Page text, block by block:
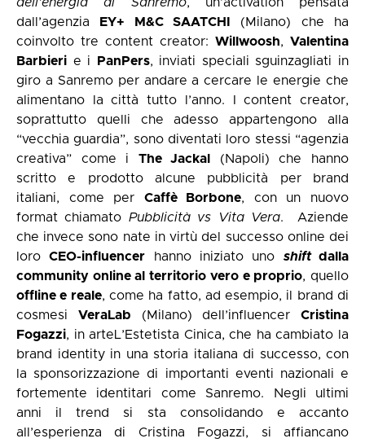
dall’agenzia
EY+ M&C SAATCHI
(Milano) che ha
coinvolto tre content creator: Willwoosh, Valentina
Barbieri e i PanPers, inviati speciali sguinzagliati in
giro a Sanremo per andare a cercare le energie che
alimentano la città tutto l’anno. I content creator,
soprattutto quelli che adesso appartengono alla
“vecchia guardia”, sono diventati loro stessi “agenzia
creativa” come i The Jackal
(Napoli) che hanno
scritto e prodotto alcune pubblicità per brand
italiani, come per Caffè Borbone, con un nuovo
format chiamato Pubblicità vs Vita Vera. Aziende
che invece sono nate in virtù del successo online dei
loroCEO-influencer hanno iniziato uno shiftdalla
community online al territorio vero e proprio, quello
offline e reale, come ha fatto, ad esempio, il brand di
cosmesi VeraLab (Milano) dell’influencer Cristina
Fogazzi, in arteL’Estetista Cinica, che ha cambiato la
brand identity in una storia italiana di successo, con
la sponsorizzazione di importanti eventi nazionali e
fortemente identitari come Sanremo. Negli ultimi
anni il trend si sta consolidando e accanto
all’esperienza di Cristina Fogazzi, si affiancano